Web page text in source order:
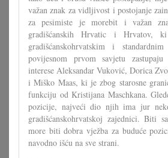
važan znak za vidljivost i postojanje
za pesimiste je morebit i važan
gradišćanskih Hrvatic i Hrvatov,
gradišćanskohrvatskim i
povijesnom prvom savjetu zastupaju
interese Aleksandar Vuković, Dorica
i Miško Maas, ki je zbog starosne
funkciju od Kristijana Maschkana.
pozicije, najveći dio njih ima jur
gradišćanskohrvatskoj zajednici. Biti
more biti dobra vježba za buduće
navodno išću na sve strani.